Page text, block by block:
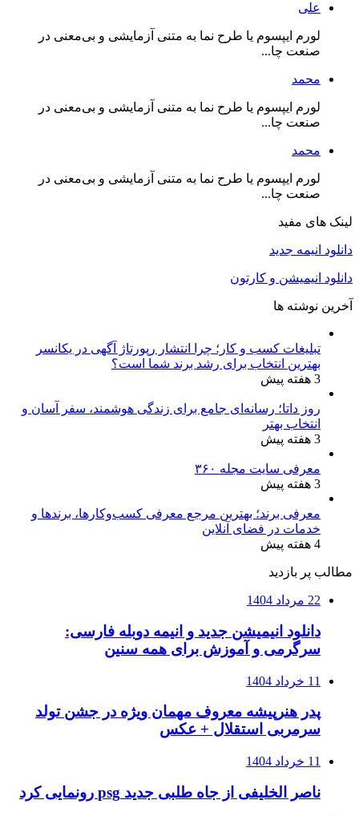
علی
لورم ایپسوم یا طرح‌ نما به متنی آزمایشی و بی‌معنی در
صنعت چا...
محمد
لورم ایپسوم یا طرح‌ نما به متنی آزمایشی و بی‌معنی در
صنعت چا...
محمد
لورم ایپسوم یا طرح‌ نما به متنی آزمایشی و بی‌معنی در
صنعت چا...
لینک های مفید
دانلود انیمه جدید
دانلود انیمیشن و کارتون
آخرین نوشته ها
تبلیغات کسب و کار؛ چرا انتشار رپورتاژ آگهی در یکانسر
بهترین انتخاب برای رشد برند شما است؟
3 هفته پیش
روز داتا؛ رسانه‌ای جامع برای زندگی هوشمند، سفر آسان و
انتخاب بهتر
3 هفته پیش
معرفی سایت مجله ۳۶۰
3 هفته پیش
معرفی برند؛ بهترین مرجع معرفی کسب‌وکارها، برندها و
خدمات در فضای آنلاین
4 هفته پیش
مطالب پر بازدید
22 مرداد 1404
دانلود انیمیشن جدید و انیمه دوبله فارسی:
سرگرمی و آموزش برای همه سنین
11 خرداد 1404
پدر هنرپیشه معروف مهمان ویژه در جشن تولد
سرمربی استقلال + عکس
11 خرداد 1404
ناصر الخلیفی از جاه طلبی جدید psg رونمایی کرد